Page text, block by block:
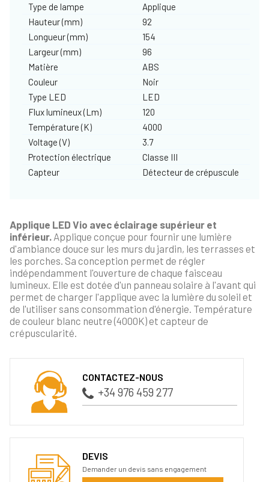
Type de lampe
Applique
Hauteur (mm)
92
Longueur (mm)
154
Largeur (mm)
96
Matière
ABS
Couleur
Noir
Type LED
LED
Flux lumineux (Lm)
120
Température (K)
4000
Voltage (V)
3.7
Protection électrique
Classe III
Capteur
Détecteur de crépuscule
Applique LED Vio avec éclairage supérieur et
inférieur. Applique conçue pour fournir une lumière
d'ambiance douce sur les murs du jardin, les terrasses et
les porches. Sa conception permet de régler
indépendamment l'ouverture de chaque faisceau
lumineux. Elle est dotée d'un panneau solaire à l'avant qui
permet de charger l'applique avec la lumière du soleil et
de l'utiliser sans consommation d'énergie. Température
de couleur blanc neutre (4000K) et capteur de
crépuscularité.
CONTACTEZ-NOUS
+34 976 459 277
DEVIS
Demander un devis sans engagement